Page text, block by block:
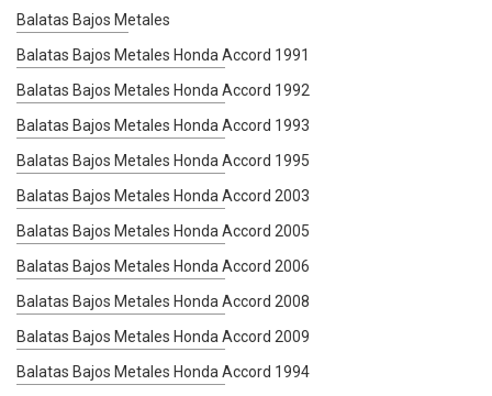
Balatas Bajos Metales
Balatas Bajos Metales Honda Accord 1991
Balatas Bajos Metales Honda Accord 1992
Balatas Bajos Metales Honda Accord 1993
Balatas Bajos Metales Honda Accord 1995
Balatas Bajos Metales Honda Accord 2003
Balatas Bajos Metales Honda Accord 2005
Balatas Bajos Metales Honda Accord 2006
Balatas Bajos Metales Honda Accord 2008
Balatas Bajos Metales Honda Accord 2009
Balatas Bajos Metales Honda Accord 1994